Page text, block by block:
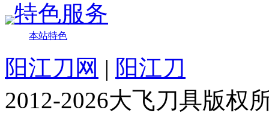
特色服务
本站特色
阳江刀网 | 阳江刀
2012-2026大飞刀具版权